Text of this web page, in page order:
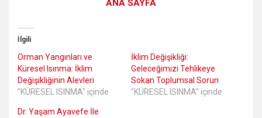
ANA SAYFA
İlgili
Orman Yangınları ve
Küresel Isınma: İklim
Değişikliğinin Alevleri
"KÜRESEL ISINMA" içinde
İklim Değişikliği:
Geleceğimizi Tehlikeye
Sokan Toplumsal Sorun
"KÜRESEL ISINMA" içinde
Dr. Yaşam Ayavefe İle